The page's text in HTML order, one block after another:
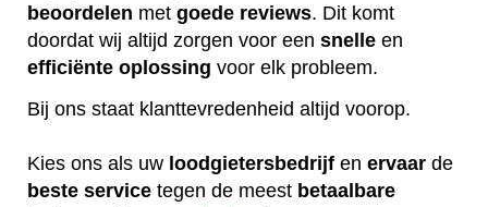
beoordelen met goede reviews. Dit komt
doordat wij altijd zorgen voor een snelle en
efficiënte oplossing voor elk probleem.
Bij ons staat klanttevredenheid altijd voorop.
Kies ons als uw loodgietersbedrijf en ervaar de
beste service tegen de meest betaalbare